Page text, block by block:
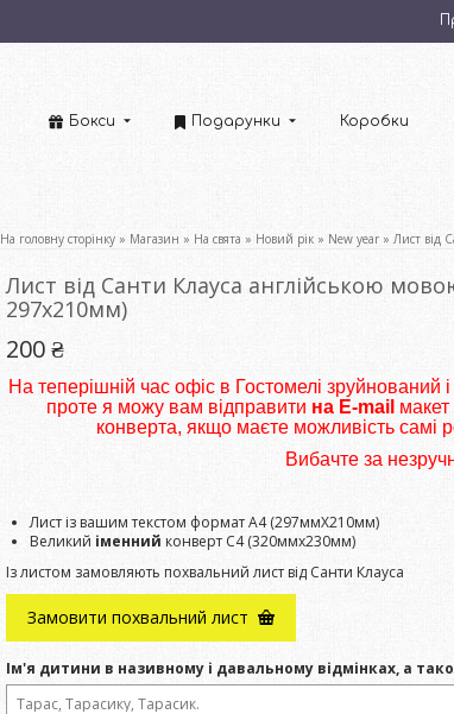
Бокси Подарунки Коробки
На головну сторінку » Магазин » На свята » Новий рік » New year » Лист від
Лист від Санти Клауса англійською
297х210мм)
200₴
На теперішній час офіс в Гостомелі
проте я можу вам відправити на E-mail
конверта, якщо маєте можливість самі
Вибачте за
Лист із вашим текстом формат A4 (297ммХ210мм)
Великий іменний конверт С4 (320ммх230мм)
Із листом замовляють похвальний лист від Санти Клауса
Замовити похвальний лист
Ім'я дитини в називному і давальному відмінках, а